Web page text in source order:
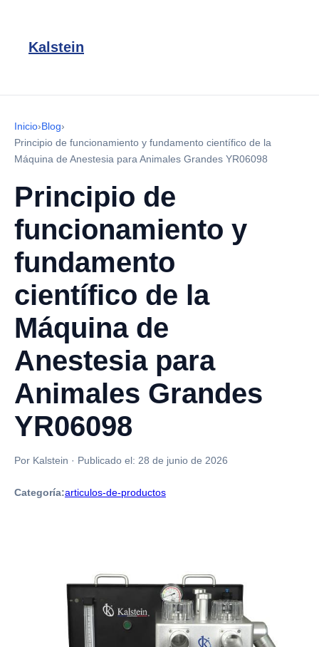
Kalstein
Inicio›Blog›
Principio de funcionamiento y fundamento científico de la
Máquina de Anestesia para Animales Grandes YR06098
Principio de
funcionamiento y
fundamento
científico de la
Máquina de
Anestesia para
Animales Grandes
YR06098
Por Kalstein · Publicado el: 28 de junio de 2026
Categoría:articulos-de-productos